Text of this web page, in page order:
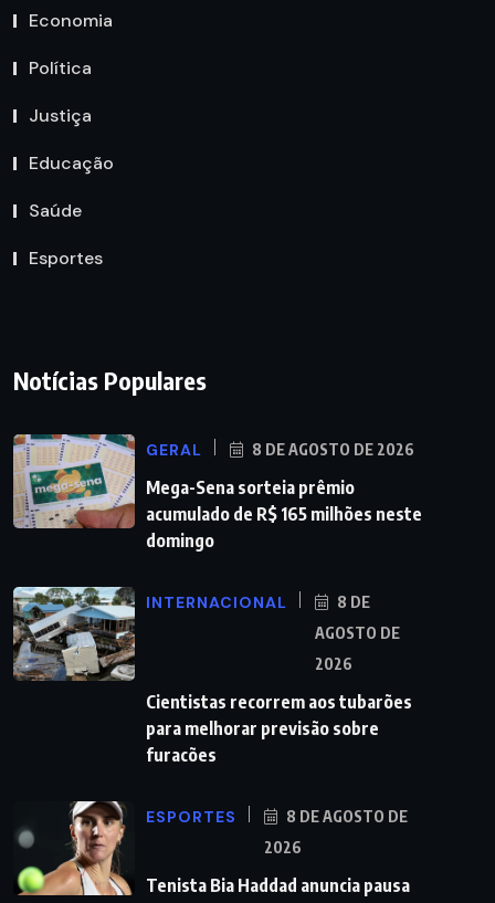
Economia
Política
Justiça
Educação
Saúde
Esportes
Notícias Populares
GERAL 8 DE AGOSTO DE 2026
Mega-Sena sorteia prêmio
acumulado de R$ 165 milhões neste
domingo
INTERNACIONAL
8 DE
AGOSTO DE
2026
Cientistas recorrem aos tubarões
para melhorar previsão sobre
furacões
ESPORTES
8 DE AGOSTO DE
2026
Tenista Bia Haddad anuncia pausa